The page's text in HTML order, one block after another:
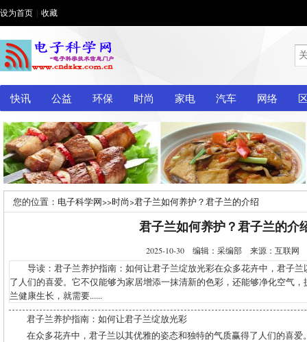
设为首页 收藏
快讯 公益 环保 时尚 家电 汽车 网络
您的位置： 电子科学网>>时尚>君子兰如何养护？君子兰的介绍
君子兰如何养护？君子兰的介
2025-10-30 编辑：采编部 来源：互联网
导读：君子兰养护指南：如何让君子兰绽放光彩在众多花卉中，君子兰
了人们的喜爱。它不仅能够为家居增添一抹清新的色彩，还能够净化空气
兰健康生长，就需要......
君子兰养护指南：如何让君子兰绽放光彩
在众多花卉中，君子兰以其优雅的姿态和独特的气质赢得了人们的喜